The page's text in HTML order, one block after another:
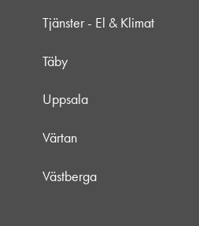
Tjänster - El & Klimat
Täby
Uppsala
Värtan
Västberga